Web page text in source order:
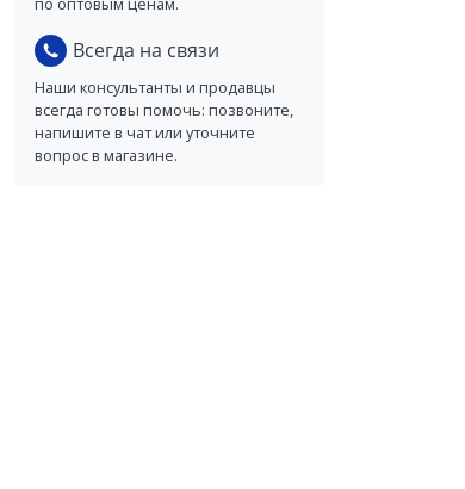
Всегда на связи
Наши консультанты и продавцы
всегда готовы помочь: позвоните,
напишите в чат или уточните
вопрос в магазине.